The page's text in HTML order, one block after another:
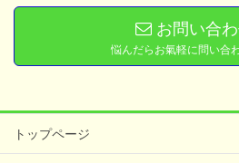
お問い合
悩んだらお氣軽に問い合
トップページ